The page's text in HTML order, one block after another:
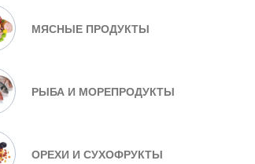
МЯСНЫЕ ПРОДУКТЫ
РЫБА И МОРЕПРОДУКТЫ
ОРЕХИ И СУХОФРУКТЫ